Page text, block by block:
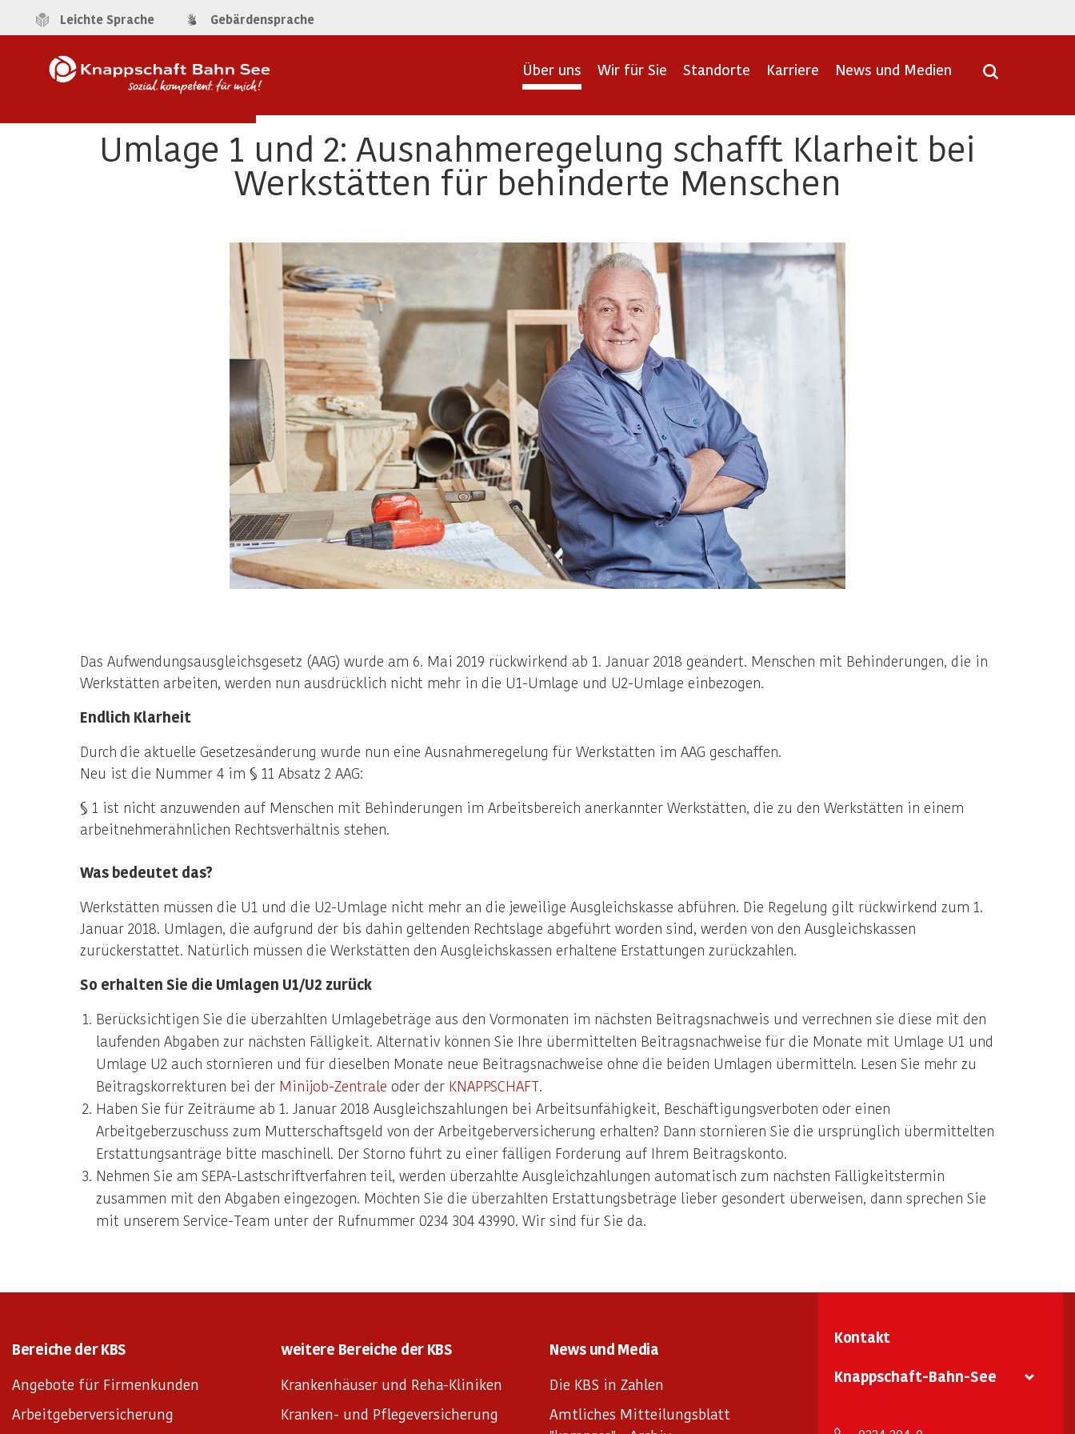
Leichte Sprache Gebärdensprache
Über uns Wir für Sie Standorte Karriere News und Medien
Umlage 1 und 2: Ausnahmeregelung schafft Klarheit bei
Werkstätten für behinderte Menschen
Das Aufwendungsausgleichsgesetz (AAG) wurde am 6. Mai 2019 rückwirkend ab 1. Januar 2018 geändert. Menschen mit Behinderungen, die in
Werkstätten arbeiten, werden nun ausdrücklich nicht mehr in die U1-Umlage und U2-Umlage einbezogen.
Endlich Klarheit
Durch die aktuelle Gesetzesänderung wurde nun eine Ausnahmeregelung für Werkstätten im AAG geschaffen.
Neu ist die Nummer 4 im § 11 Absatz 2 AAG:
§ 1 ist nicht anzuwenden auf Menschen mit Behinderungen im Arbeitsbereich anerkannter Werkstätten, die zu den Werkstätten in einem
arbeitnehmerähnlichen Rechtsverhältnis stehen.
Was bedeutet das?
Werkstätten müssen die U1 und die U2-Umlage nicht mehr an die jeweilige Ausgleichskasse abführen. Die Regelung gilt rückwirkend zum 1.
Januar 2018. Umlagen, die aufgrund der bis dahin geltenden Rechtslage abgeführt worden sind, werden von den Ausgleichskassen
zurückerstattet. Natürlich müssen die Werkstätten den Ausgleichskassen erhaltene Erstattungen zurückzahlen.
So erhalten Sie die Umlagen U1/U2 zurück
Berücksichtigen Sie die überzahlten Umlagebeträge aus den Vormonaten im nächsten Beitragsnachweis und verrechnen sie diese mit den
laufenden Abgaben zur nächsten Fälligkeit. Alternativ können Sie Ihre übermittelten Beitragsnachweise für die Monate mit Umlage U1 und
Umlage U2 auch stornieren und für dieselben Monate neue Beitragsnachweise ohne die beiden Umlagen übermitteln. Lesen Sie mehr zu
Beitragskorrekturen bei der Minijob-Zentrale oder der KNAPPSCHAFT.
Haben Sie für Zeiträume ab 1. Januar 2018 Ausgleichszahlungen bei Arbeitsunfähigkeit, Beschäftigungsverboten oder einen
Arbeitgeberzuschuss zum Mutterschaftsgeld von der Arbeitgeberversicherung erhalten? Dann stornieren Sie die ursprünglich übermittelten
Erstattungsanträge bitte maschinell. Der Storno führt zu einer fälligen Forderung auf Ihrem Beitragskonto.
Nehmen Sie am SEPA-Lastschriftverfahren teil, werden überzahlte Ausgleichzahlungen automatisch zum nächsten Fälligkeitstermin
zusammen mit den Abgaben eingezogen. Möchten Sie die überzahlten Erstattungsbeträge lieber gesondert überweisen, dann sprechen Sie
mit unserem Service-Team unter der Rufnummer 0234 304 43990. Wir sind für Sie da.
Bereiche der KBS
Angebote für Firmenkunden
Arbeitgeberversicherung
weitere Bereiche der KBS
Krankenhäuser und Reha-Kliniken
Kranken- und Pflegeversicherung
News und Media
Die KBS in Zahlen
Amtliches Mitteilungsblatt
Kontakt
Knappschaft-Bahn-See